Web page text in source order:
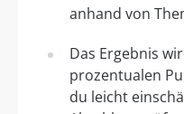
anhand von
Das Ergebnis
prozentualen
du leicht